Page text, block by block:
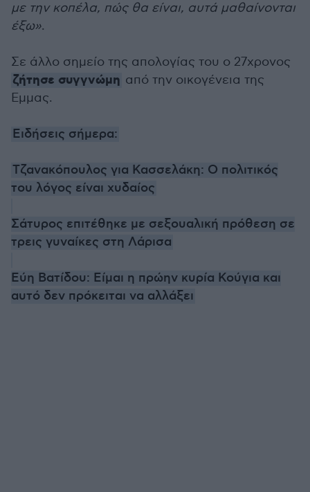
με την κοπέλα, πώς θα είναι, αυτά μαθαίνονται
έξω».
Σε άλλο σημείο της απολογίας του ο 27χρονος
ζήτησε συγγνώμη από την οικογένεια της
Εμμας.
Ειδήσεις σήμερα:
Τζανακόπουλος για Κασσελάκη: Ο πολιτικός
του λόγος είναι χυδαίος
Σάτυρος επιτέθηκε με σεξουαλική πρόθεση σε
τρεις γυναίκες στη Λάρισα
Εύη Βατίδου: Είμαι η πρώην κυρία Κούγια και
αυτό δεν πρόκειται να αλλάξει